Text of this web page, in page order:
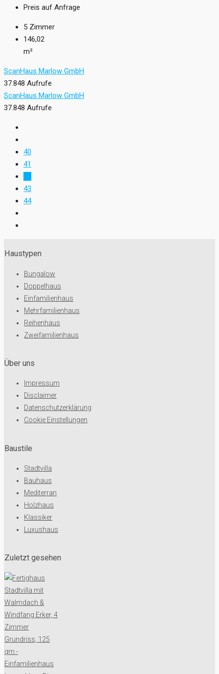
Preis auf Anfrage
5 Zimmer
146,02
m²
ScanHaus Marlow GmbH
37.848 Aufrufe
ScanHaus Marlow GmbH
37.848 Aufrufe
40
41
43
44
Haustypen
Bungalow
Doppelhaus
Einfamilienhaus
Mehrfamilienhaus
Reihenhaus
Zweifamilienhaus
Baustile
Stadtvilla
Bauhaus
Mediterran
Holzhaus
Klassiker
Luxushaus
Über uns
Impressum
Disclaimer
Datenschutzerklärung
Cookie Einstellungen
Zuletzt gesehen